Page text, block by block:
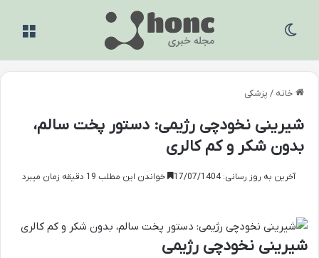
خانه / پزشکی
شیرینی نخودچی رژیمی: دستور پخت سالم،
بدون شکر و کم کالری
آخرین به روز رسانی: 17/07/1404 خواندن این مطلب 19 دقیقه زمان میبرد
شیرینی نخودچی رژیمی